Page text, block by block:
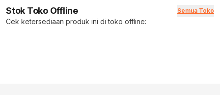
Stok Toko Offline Semua Toko
Cek ketersediaan produk ini di toko offline: